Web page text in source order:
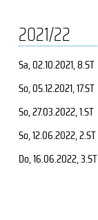
2021/22
Sa, 02.10.2021, 8.ST
So, 05.12.2021, 17.ST
So, 27.03.2022, 1.ST
So, 12.06.2022, 2.ST
Do, 16.06.2022, 3.ST